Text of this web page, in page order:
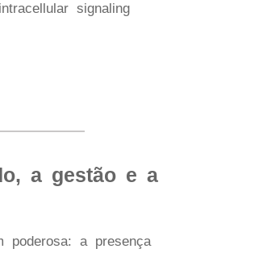
signaling
a gestão e a
poderosa: a presença